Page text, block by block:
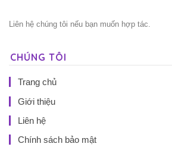
Liên hệ chúng tôi nếu bạn muốn hợp tác.
CHÚNG TÔI
Trang chủ
Giới thiệu
Liên hệ
Chính sách bảo mật